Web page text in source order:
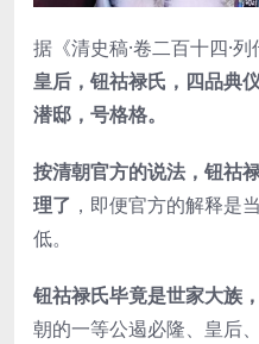
据《清史稿·卷二百十四·列
皇后，钮祜禄氏，四品典
潜邸，号格格。
按清朝官方的说法，钮祜
理了 ，即便官方的解释是
低。
钮祜禄氏毕竟是世家大族
朝的一等公遏必隆、皇后